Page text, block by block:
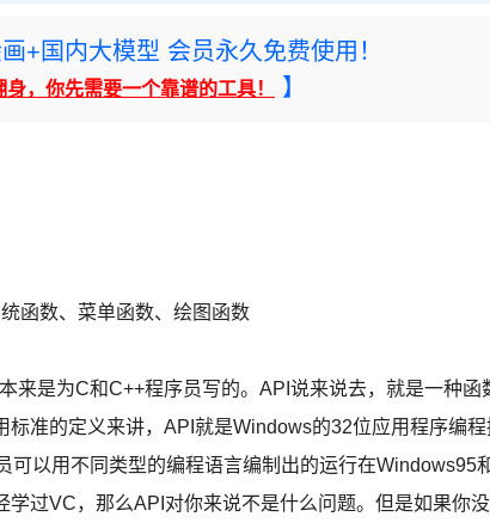
+国内大模型 会员永久免费使用！
，你先需要一个靠谱的工具！ 】
函数、菜单函数、绘图函数
来是为C和C++程序员写的。API说来说去，就是一种函
准的定义来讲，API就是Windows的32位应用程序编程
可以用不同类型的编程语言编制出的运行在Windows95
过VC，那么API对你来说不是什么问题。但是如果你